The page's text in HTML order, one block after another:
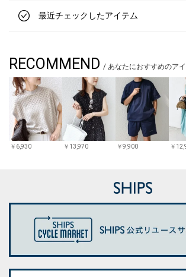
最近チェックしたアイテム
RECOMMEND / あなたにおすすめのア
￥ 6,930 ￥ 13,970 ￥9,900 ￥